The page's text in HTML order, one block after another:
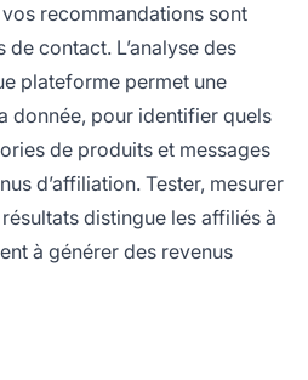
recommandations sont
contact. L’analyse des
plateforme permet une
donnée, pour identifier quels
de produits et messages
d’affiliation. Tester, mesurer
distingue les affiliés à
à générer des revenus